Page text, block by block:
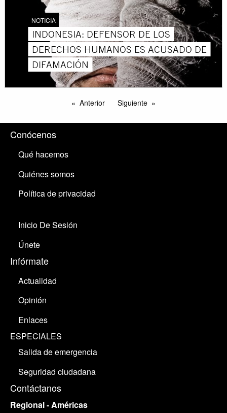
NOTICIA
INDONESIA: DEFENSOR DE LOS
DERECHOS HUMANOS ES ACUSADO DE
DIFAMACIÓN
Anterior Siguiente
Conócenos
Qué hacemos
Quiénes somos
Política de privacidad
Inicio De Sesión
Únete
Infórmate
Actualidad
Opinión
Enlaces
ESPECIALES
Salida de emergencia
Seguridad ciudadana
Contáctanos
Regional - Américas